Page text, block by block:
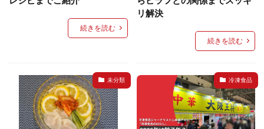
続きを読む
リ解決
続きを読む
未分類 冷凍食品